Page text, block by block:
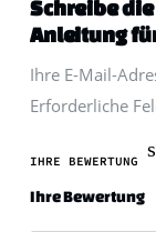
Schreibe
Anleitung
Ihre E-Mail-
Erforderliche
IHRE BEWERTUNG
Ihre Bewertung